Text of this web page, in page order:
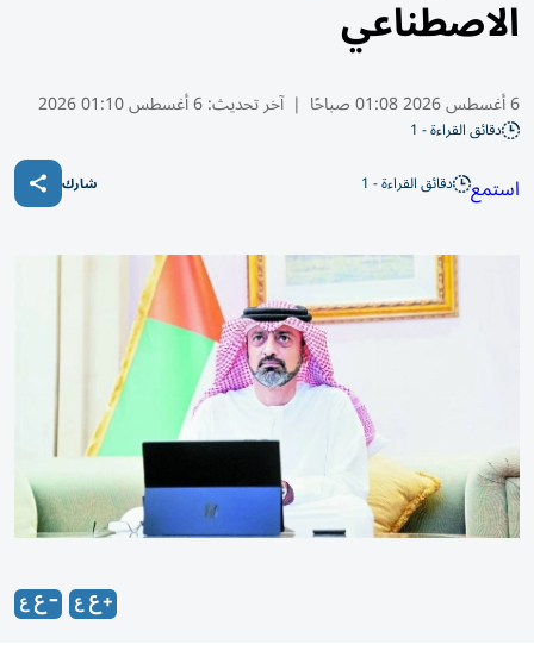
الاصطناعي
6 أغسطس 2026 01:08 صباحًا | آخر تحديث:6 أغسطس 01:10 2026
دقائق القراءة - 1
استمع دقائق القراءة - 1 شارك